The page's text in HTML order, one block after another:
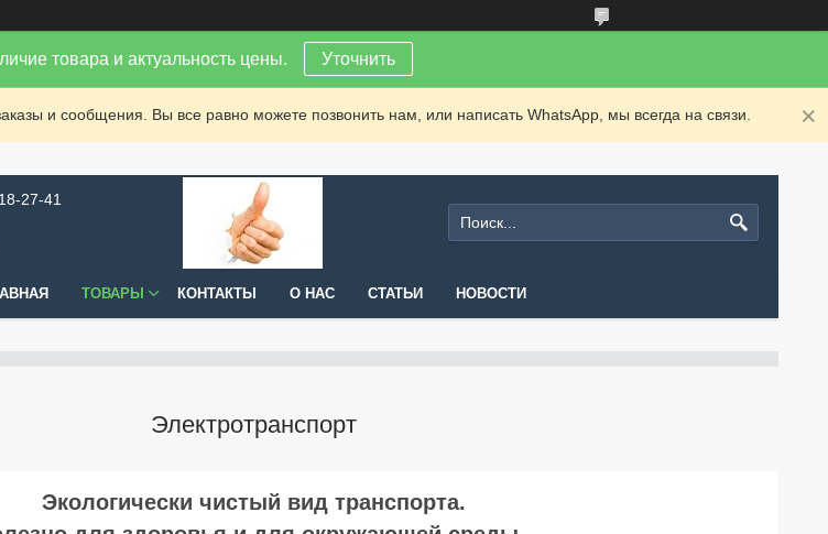
товара и актуальность цены. Уточнить
и сообщения. Вы все равно можете позвонить нам, или написать WhatsApp, мы всегда на связи.
27-41
ТОВАРЫ КОНТАКТЫ О НАС СТАТЬИ НОВОСТИ
Электротранспорт
Экологически чистый вид транспорта.